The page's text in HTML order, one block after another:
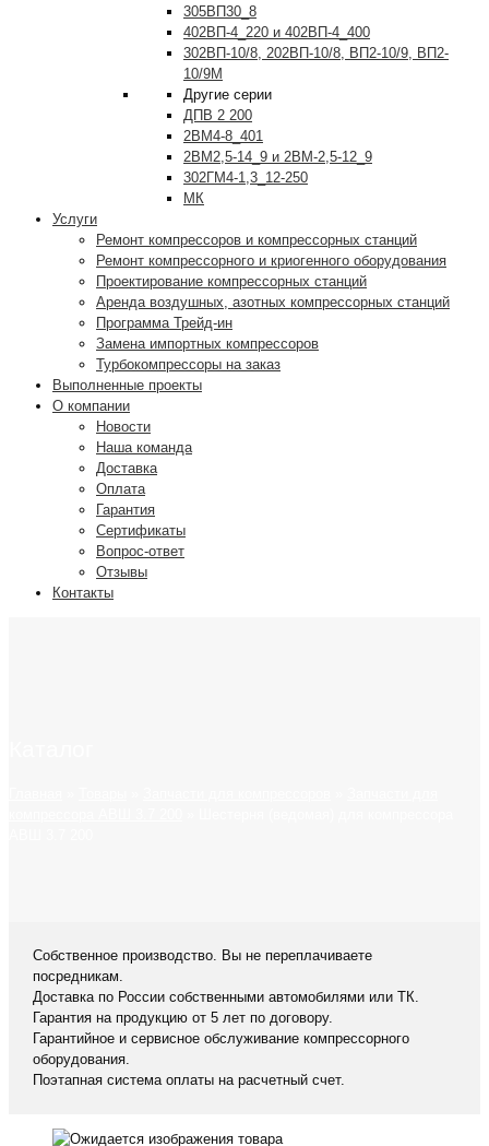
305ВП30_8
402ВП-4_220 и 402ВП-4_400
302ВП-10/8, 202ВП-10/8, ВП2-10/9, ВП2-
10/9М
Другие серии
ДПВ 2 200
2ВМ4-8_401
2ВМ2,5-14_9 и 2ВМ-2,5-12_9
302ГМ4-1,3_12-250
МК
Услуги
Ремонт компрессоров и компрессорных станций
Ремонт компрессорного и криогенного оборудования
Проектирование компрессорных станций
Аренда воздушных, азотных компрессорных станций
Программа Трейд-ин
Замена импортных компрессоров
Турбокомпрессоры на заказ
Выполненные проекты
О компании
Новости
Наша команда
Доставка
Оплата
Гарантия
Сертификаты
Вопрос-ответ
Отзывы
Контакты
Собственное производство. Вы не переплачиваете
посредникам.
Доставка по России собственными автомобилями или ТК.
Гарантия на продукцию от 5 лет по договору.
Гарантийное и сервисное обслуживание компрессорного
оборудования.
Поэтапная система оплаты на расчетный счет.